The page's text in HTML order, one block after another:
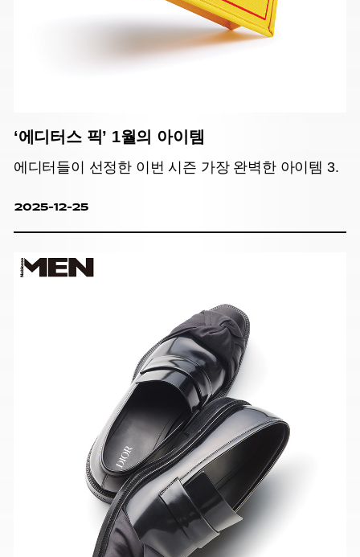
‘에디터스 픽’ 1월의 아이템
에디터들이 선정한 이번 시즌 가장 완벽한 아이템 3.
2025-12-25